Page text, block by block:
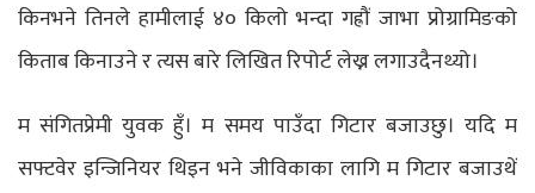
किनभने तिनले हामीलाई ४० किलो भन्दा गह्रौं जाभा प्रोग्रामिङको
किताब किनाउने र त्यस बारे लिखित रिपोर्ट लेख्न लगाउदैनथ्यो।
म संगितप्रेमी युवक हुँ। म समय पाउँदा गिटार बजाउछु। यदि म
सफ्टवेर इन्जिनियर थिइन भने जीविकाका लागि म गिटार बजाउथें